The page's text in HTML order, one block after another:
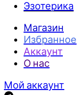
Эзотерика
Магазин
Избранное
Аккаунт
О нас
Мой аккаунт